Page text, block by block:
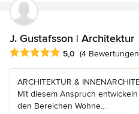
J. Gustafsson | Architektur
Durchschnittliche Bewertung:
5,0 (4
ARCHITEKTUR &
Mit diesem Anspruch
den Bereichen Wohne...